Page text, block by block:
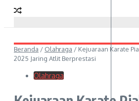
Beranda / Olahraga / Kejuaraan Karate
2025 Jaring Atlit Berprestasi
Olahraga